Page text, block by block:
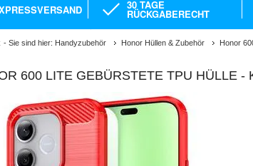
30 TAGE
RÜCKGABERECHT
- Sie sind hier: Handyzubehör Honor Hüllen & Zubehör Honor
600 LITE GEBÜRSTETE TPU HÜLLE -